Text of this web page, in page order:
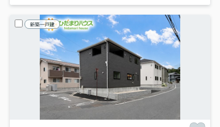
新築一戸建